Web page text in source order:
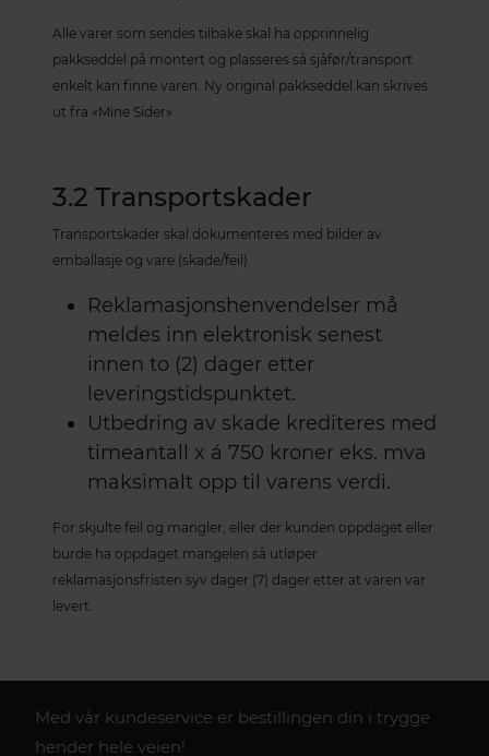
Alle varer som sendes tilbake skal ha opprinnelig
pakkseddel på montert og plasseres så sjåfør/transport
enkelt kan finne varen. Ny original pakkseddel kan skrives
ut fra «Mine Sider»
3.2 Transportskader
Transportskader skal dokumenteres med bilder av
emballasje og vare (skade/feil).
Reklamasjonshenvendelser må
meldes inn elektronisk senest
innen to (2) dager etter
leveringstidspunktet.
Utbedring av skade krediteres med
timeantall x á 750 kroner eks. mva
maksimalt opp til varens verdi.
For skjulte feil og mangler, eller der kunden oppdaget eller
burde ha oppdaget mangelen så utløper
reklamasjonsfristen syv dager (7) dager etter at varen var
levert.
Med vår kundeservice er bestillingen din i trygge
hender hele veien!